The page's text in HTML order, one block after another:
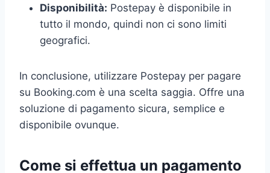
Disponibilità: Postepay è disponibile in
tutto il mondo, quindi non ci sono limiti
geografici.
In conclusione, utilizzare Postepay per pagare
su Booking.com è una scelta saggia. Offre una
soluzione di pagamento sicura, semplice e
disponibile ovunque.
Come si effettua un pagamento